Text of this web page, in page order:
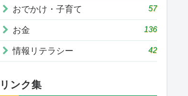
おでかけ・子育て 57
お金 136
情報リテラシー 42
リンク集